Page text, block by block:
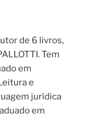
de 6 livros,
Tem
em
e
jurídica
em